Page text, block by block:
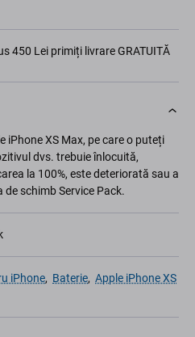
450 Lei primiți livrare GRATUITĂ
iPhone XS Max, pe care o puteți
dvs. trebuie înlocuită,
la 100%, este deteriorată sau a
schimb Service Pack.
iPhone, Baterie, Apple iPhone XS